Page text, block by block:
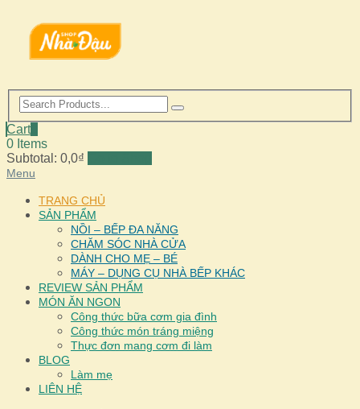
Cart
0 Items
Subtotal: 0,0₫
Menu
TRANG CHỦ
SẢN PHẨM
NỒI – BẾP ĐA NĂNG
CHĂM SÓC NHÀ CỬA
DÀNH CHO MẸ – BÉ
MÁY – DỤNG CỤ NHÀ BẾP KHÁC
REVIEW SẢN PHẨM
MÓN ĂN NGON
Công thức bữa cơm gia đình
Công thức món tráng miệng
Thực đơn mang cơm đi làm
BLOG
Làm mẹ
LIÊN HỆ